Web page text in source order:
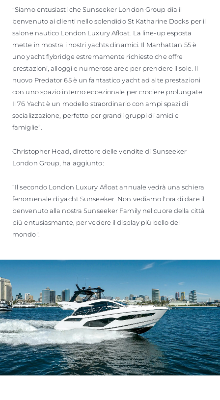
“Siamo entusiasti che Sunseeker London Group dia il
benvenuto ai clienti nello splendido St Katharine Docks per il
salone nautico London Luxury Afloat. La line-up esposta
mette in mostra i nostri yachts dinamici. Il Manhattan 55 è
uno yacht flybridge estremamente richiesto che offre
prestazioni, alloggi e numerose aree per prendere il sole. Il
nuovo Predator 65 è un fantastico yacht ad alte prestazioni
con uno spazio interno eccezionale per crociere prolungate.
Il 76 Yacht è un modello straordinario con ampi spazi di
socializzazione, perfetto per grandi gruppi di amici e
famiglie”.
Christopher Head, direttore delle vendite di Sunseeker
London Group, ha aggiunto:
“Il secondo London Luxury Afloat annuale vedrà una schiera
fenomenale di yacht Sunseeker. Non vediamo l'ora di dare il
benvenuto alla nostra Sunseeker Family nel cuore della città
più entusiasmante, per vedere il display più bello del
mondo".